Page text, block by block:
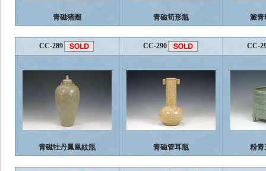
青磁猪圏 青磁筍形瓶 澱青
CC-289 CC-290 CC-
青磁牡丹鳳凰紋瓶 青磁管耳瓶 粉青